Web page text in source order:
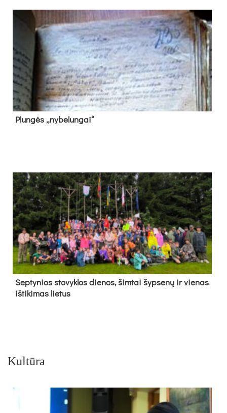
Plun­gės „ny­be­lun­gai“
Sep­ty­nios sto­vyk­los die­nos, šim­tai šyp­se­nų ir vie­nas
iš­ti­ki­mas lie­tus
Kultūra